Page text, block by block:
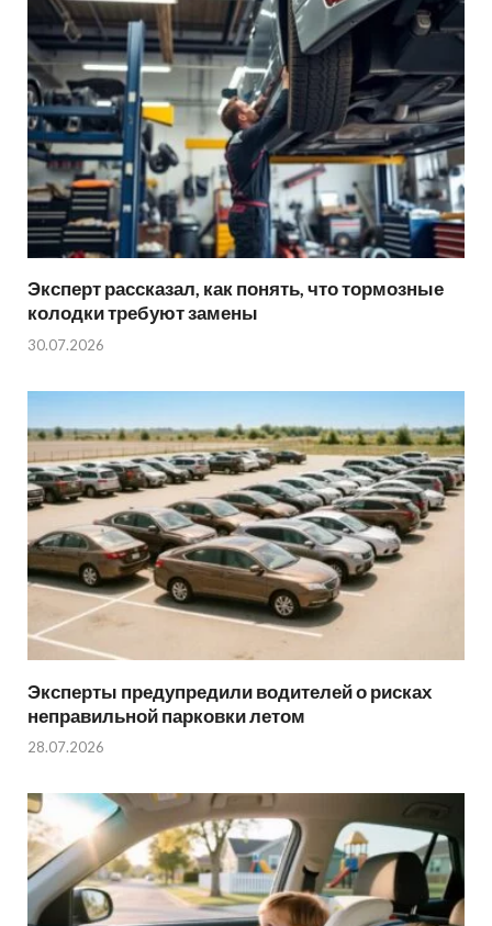
Эксперт рассказал, как понять, что тормозные
колодки требуют замены
30.07.2026
Эксперты предупредили водителей о рисках
неправильной парковки летом
28.07.2026